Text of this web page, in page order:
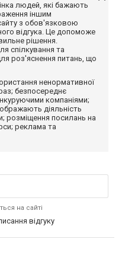
людей, які бажають
іншим
з обов'язковою
відгука. Це допоможе
рішення.
спілкування та
роз'яснення питань, що
ненормативної
безпосереднє
компаніями;
діяльність
розміщення посилань на
реклама та
на сайті
відгуку